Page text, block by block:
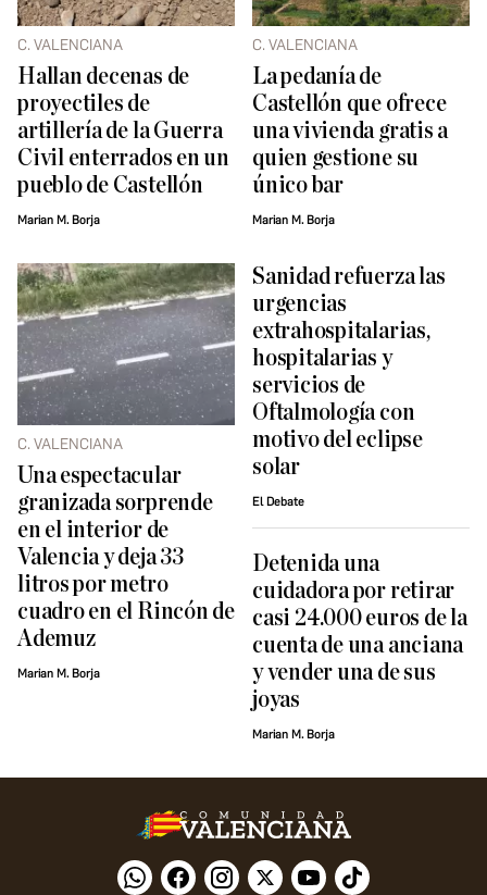
C. VALENCIANA
Hallan decenas de
proyectiles de
artillería de la Guerra
Civil enterrados en un
pueblo de Castellón
Marian M. Borja
C. VALENCIANA
La pedanía de
Castellón que ofrece
una vivienda gratis a
quien gestione su
único bar
Marian M. Borja
C. VALENCIANA
Una espectacular
granizada sorprende
en el interior de
Valencia y deja 33
litros por metro
cuadro en el Rincón de
Ademuz
Marian M. Borja
Sanidad refuerza las
urgencias
extrahospitalarias,
hospitalarias y
servicios de
Oftalmología con
motivo del eclipse
solar
El Debate
Detenida una
cuidadora por retirar
casi 24.000 euros de la
cuenta de una anciana
y vender una de sus
joyas
Marian M. Borja